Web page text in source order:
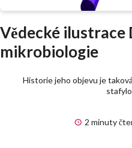
Vědecké ilustrace
mikrobiologie
Historie jeho objevu je
2 minuty